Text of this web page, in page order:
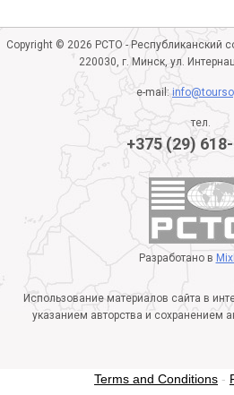
Copyright © 2026 РСТО - Республиканский
220030, г. Минск, ул.
e-mail:
тел.
+375 (29)
Разработано в
Использование материалов сайта в
указанием авторства и сохранением
Terms and Conditions -